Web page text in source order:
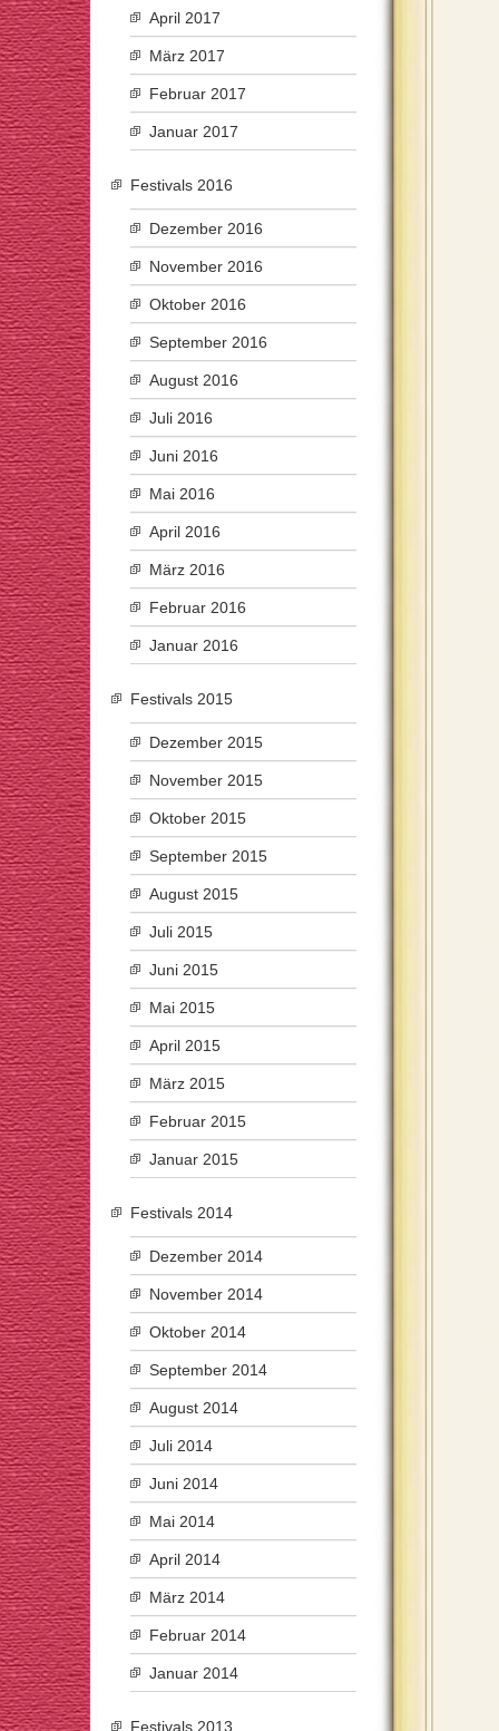
April 2017
März 2017
Februar 2017
Januar 2017
Festivals 2016
Dezember 2016
November 2016
Oktober 2016
September 2016
August 2016
Juli 2016
Juni 2016
Mai 2016
April 2016
März 2016
Februar 2016
Januar 2016
Festivals 2015
Dezember 2015
November 2015
Oktober 2015
September 2015
August 2015
Juli 2015
Juni 2015
Mai 2015
April 2015
März 2015
Februar 2015
Januar 2015
Festivals 2014
Dezember 2014
November 2014
Oktober 2014
September 2014
August 2014
Juli 2014
Juni 2014
Mai 2014
April 2014
März 2014
Februar 2014
Januar 2014
Festivals 2013